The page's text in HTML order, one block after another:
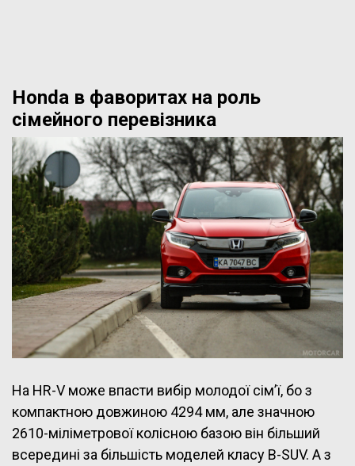
Honda в фаворитах на роль
сімейного перевізника
На HR-V може впасти вибір молодої сім’ї, бо з
компактною довжиною 4294 мм, але значною
2610-міліметрової колісною базою він більший
всередині за більшість моделей класу B-SUV. А з